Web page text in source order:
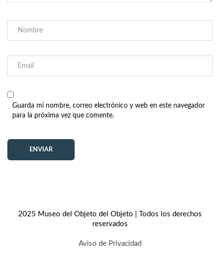
Guarda mi nombre, correo electrónico y web en este navegador
para la próxima vez que comente.
2025 Museo del Objeto del Objeto | Todos los derechos
reservados
Aviso de Privacidad